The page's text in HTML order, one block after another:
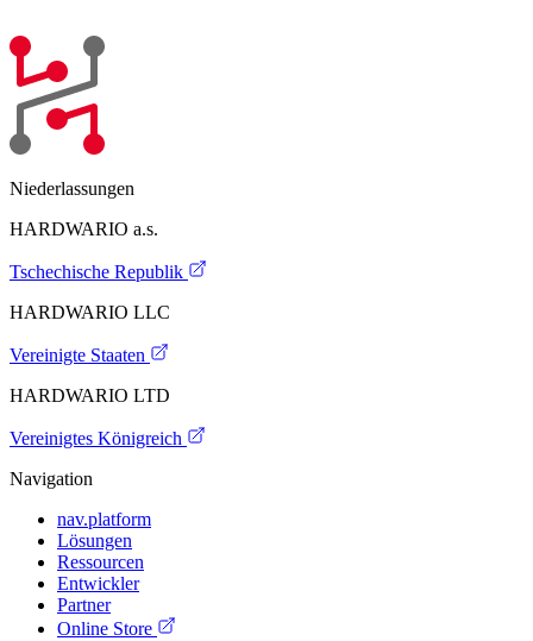
Niederlassungen
HARDWARIO a.s.
Tschechische Republik
HARDWARIO LLC
Vereinigte Staaten
HARDWARIO LTD
Vereinigtes Königreich
Navigation
nav.platform
Lösungen
Ressourcen
Entwickler
Partner
Online Store